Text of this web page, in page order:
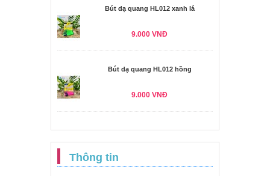
Bút dạ quang HL012 xanh lá
9.000 VNĐ
Bút dạ quang HL012 hồng
9.000 VNĐ
Thông tin